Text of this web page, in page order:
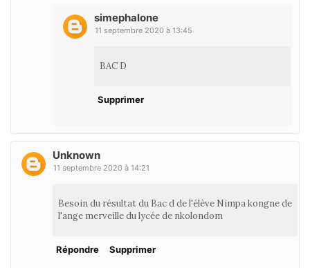
simephalone
11 septembre 2020 à 13:45
BAC D
Supprimer
Unknown
11 septembre 2020 à 14:21
Besoin du résultat du Bac d de l'élève Nimpa kongne de
l'ange merveille du lycée de nkolondom
Répondre Supprimer